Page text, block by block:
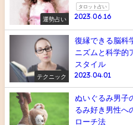
運勢占い
タロット占い
2023.06.16
テクニック
復縁できる脳科
ニズムと科学的
スタイル
2023.04.01
ぬいぐるみ男子
るみ好き男性へ
ローチ法